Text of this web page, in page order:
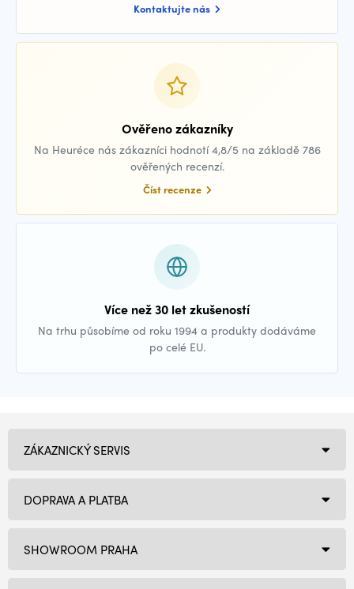
Kontaktujte nás
Ověřeno zákazníky
Na Heuréce nás zákazníci hodnotí 4,8/5 na základě 786
ověřených recenzí.
Číst recenze
Více než 30 let zkušeností
Na trhu působíme od roku 1994 a produkty dodáváme
po celé EU.
SHOWROOM PRAHA
ZÁKAZNICKÝ SERVIS
DOPRAVA A PLATBA